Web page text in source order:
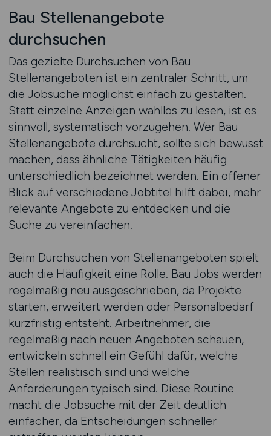
Bau Stellenangebote
durchsuchen
Das gezielte Durchsuchen von Bau
Stellenangeboten ist ein zentraler Schritt, um
die Jobsuche möglichst einfach zu gestalten.
Statt einzelne Anzeigen wahllos zu lesen, ist es
sinnvoll, systematisch vorzugehen. Wer Bau
Stellenangebote durchsucht, sollte sich bewusst
machen, dass ähnliche Tätigkeiten häufig
unterschiedlich bezeichnet werden. Ein offener
Blick auf verschiedene Jobtitel hilft dabei, mehr
relevante Angebote zu entdecken und die
Suche zu vereinfachen.
Beim Durchsuchen von Stellenangeboten spielt
auch die Häufigkeit eine Rolle. Bau Jobs werden
regelmäßig neu ausgeschrieben, da Projekte
starten, erweitert werden oder Personalbedarf
kurzfristig entsteht. Arbeitnehmer, die
regelmäßig nach neuen Angeboten schauen,
entwickeln schnell ein Gefühl dafür, welche
Stellen realistisch sind und welche
Anforderungen typisch sind. Diese Routine
macht die Jobsuche mit der Zeit deutlich
einfacher, da Entscheidungen schneller